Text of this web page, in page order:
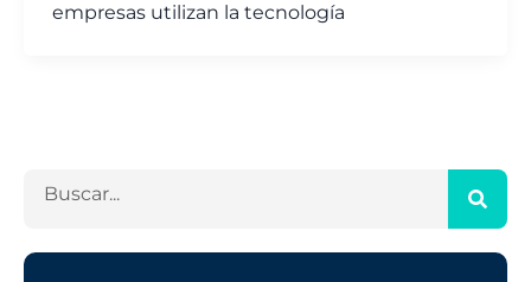
empresas utilizan la tecnología
c